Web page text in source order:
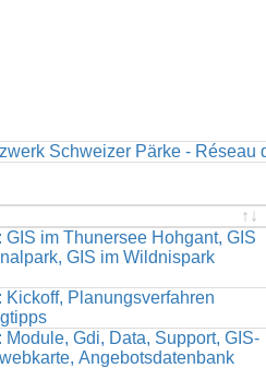
Schweizer Pärke - Réseau
im Thunersee Hohgant, GIS
GIS im Wildnispark
Planungsverfahren
Gdi, Data, Support, GIS-
Angebotsdatenbank